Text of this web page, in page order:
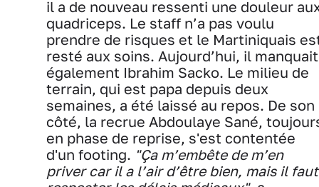
il a de nouveau ressenti une douleur
quadriceps. Le staff n’a pas voulu
prendre de risques et le Martiniquais
resté aux soins. Aujourd’hui, il manquait
également Ibrahim Sacko. Le milieu de
terrain, qui est papa depuis deux
semaines, a été laissé au repos. De son
côté, la recrue Abdoulaye Sané,
en phase de reprise, s'est contentée
d'un footing. "Ça m’embête de m’en
priver car il a l’air d’être bien, mais il faut